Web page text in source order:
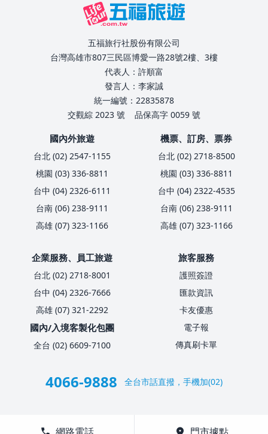
五福旅行社股份有限公司
台灣高雄市807三民區博愛一路28號2樓、3樓
代表人：許順富
發言人：李家誠
統一編號：22835878
交觀綜 2023 號
品保高字 0059 號
國內外旅遊
台北 (02) 2547-1155
桃園 (03) 336-8811
台中 (04) 2326-6111
台南 (06) 238-9111
高雄 (07) 323-1166
機票、訂房、票券
台北 (02) 2718-8500
桃園 (03) 336-8811
台中 (04) 2322-4535
台南 (06) 238-9111
高雄 (07) 323-1166
企業服務、員工旅遊
台北 (02) 2718-8001
台中 (04) 2326-7666
高雄 (07) 321-2292
國內/入境客製化包團
全台 (02) 6609-7100
旅客服務
護照簽證
匯款資訊
卡友優惠
電子報
傳真刷卡單
4066-9888 全台市話直撥，手機加(02)